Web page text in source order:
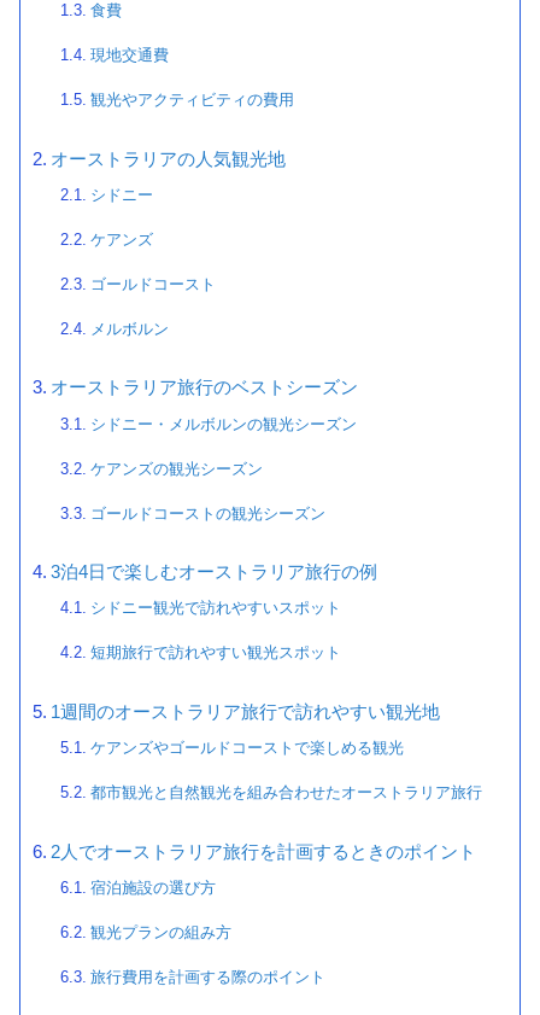
食費
現地交通費
観光やアクティビティの費用
オーストラリアの人気観光地
シドニー
ケアンズ
ゴールドコースト
メルボルン
オーストラリア旅行のベストシーズン
シドニー・メルボルンの観光シーズン
ケアンズの観光シーズン
ゴールドコーストの観光シーズン
3泊4日で楽しむオーストラリア旅行の例
シドニー観光で訪れやすいスポット
短期旅行で訪れやすい観光スポット
1週間のオーストラリア旅行で訪れやすい観光地
ケアンズやゴールドコーストで楽しめる観光
都市観光と自然観光を組み合わせたオーストラリア旅行
2人でオーストラリア旅行を計画するときのポイント
宿泊施設の選び方
観光プランの組み方
旅行費用を計画する際のポイント